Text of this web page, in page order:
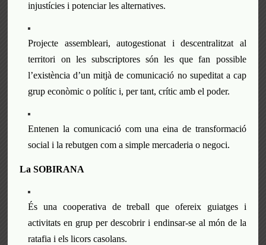
injustícies i potenciar les alternatives.
Projecte assembleari, autogestionat i descentralitzat al
territori
on les subscriptores són les que fan possible
l’existència d’un mitjà de comunicació no supeditat a cap
grup econòmic o polític i, per tant, crític amb el poder.
Entenen la comunicació com una eina de transformació
social ila rebutgen com a simple mercaderia o negoci.
LaSOBIRANA
És una cooperativa de treball que ofereix guiatges i
activitats en grup per descobrir i endinsar-se al món de la
ratafia i els licors casolans.